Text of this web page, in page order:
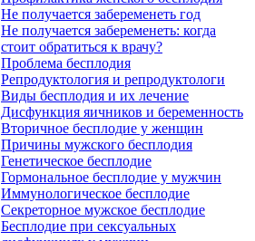
Не получается забеременеть год
Не получается забеременеть: когда
стоит обратиться к врачу?
Проблема бесплодия
Репродуктология и репродуктологи
Виды бесплодия и их лечение
Дисфункция яичников и беременность
Вторичное бесплодие у женщин
Причины мужского бесплодия
Генетическое бесплодие
Гормональное бесплодие у мужчин
Иммунологическое бесплодие
Секреторное мужское бесплодие
Бесплодие при сексуальных